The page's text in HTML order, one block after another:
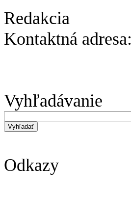
Redakcia
Kontaktná adresa:
Vyhľadávanie
Odkazy